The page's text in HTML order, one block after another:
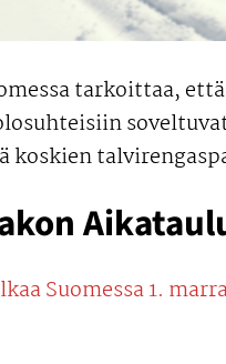
tarkoittaa,
koskien
Suomessa 1.